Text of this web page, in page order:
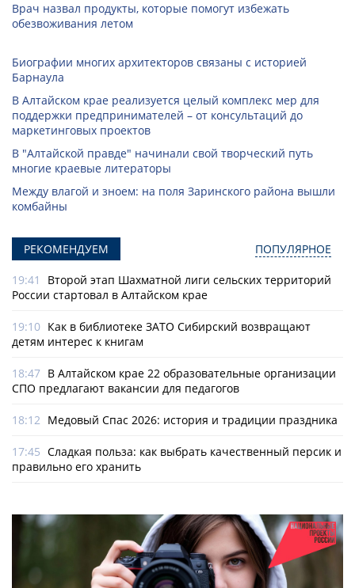
Врач назвал продукты, которые помогут избежать
обезвоживания летом
Биографии многих архитекторов связаны с историей
Барнаула
В Алтайском крае реализуется целый комплекс мер для
поддержки предпринимателей – от консультаций до
маркетинговых проектов
В "Алтайской правде" начинали свой творческий путь
многие краевые литераторы
Между влагой и зноем: на поля Заринского района вышли
комбайны
РЕКОМЕНДУЕМ ПОПУЛЯРНОЕ
19:41
Второй этап Шахматной лиги сельских территорий
России стартовал в Алтайском крае
19:10 Как в библиотеке ЗАТО Сибирский возвращают
детям интерес к книгам
18:47 В Алтайском крае 22 образовательные организации
СПО предлагают вакансии для педагогов
18:12 Медовый Спас 2026: история и традиции праздника
17:45 Сладкая польза: как выбрать качественный персик и
правильно его хранить